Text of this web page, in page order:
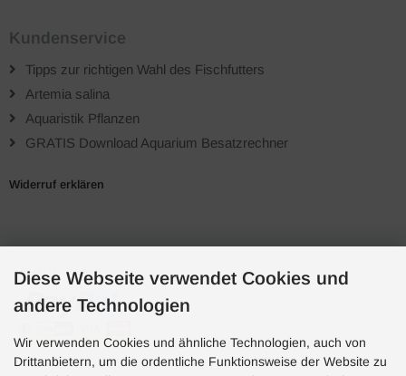
Kundenservice
Tipps zur richtigen Wahl des Fischfutters
Artemia salina
Aquaristik Pflanzen
GRATIS Download Aquarium Besatzrechner
Widerruf erklären
Zahlungsarten
Diese Webseite verwendet Cookies und
andere Technologien
Wir verwenden Cookies und ähnliche Technologien, auch von
Drittanbietern, um die ordentliche Funktionsweise der Website zu